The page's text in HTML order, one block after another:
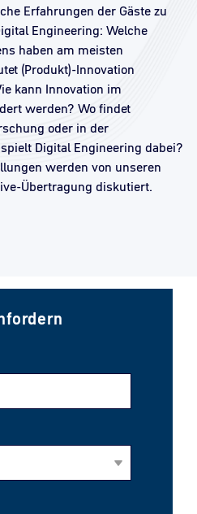
Erfahrungen der Gäste zu
Engineering: Welche
haben am meisten
(Produkt)-Innovation
kann Innovation im
werden? Wo findet
oder in der
Digital Engineering dabei?
werden von unseren
Übertragung diskutiert.